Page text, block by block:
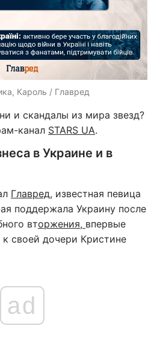
Кароль / Главред
и скандалы из мира звезд?
канал STARS UA.
в Украине и в
Главред, известная певица
поддержала Украину после
вторжения, впервые
к своей дочери Кристине
ad